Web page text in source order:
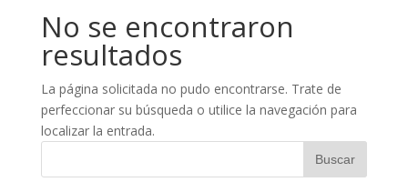
No se encontraron
resultados
La página solicitada no pudo encontrarse. Trate de
perfeccionar su búsqueda o utilice la navegación para
localizar la entrada.